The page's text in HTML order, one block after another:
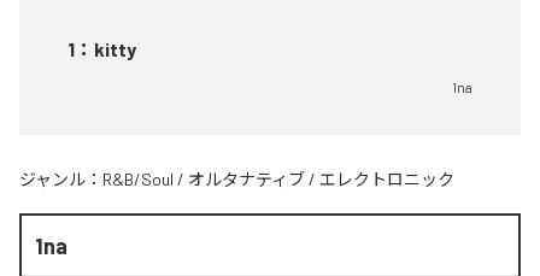
1 ： kitty
1na
ジャンル： R&B/Soul / オルタナティブ / エレクトロニック
1na